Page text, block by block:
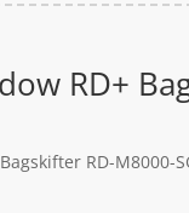
RD+
RD-M8000-